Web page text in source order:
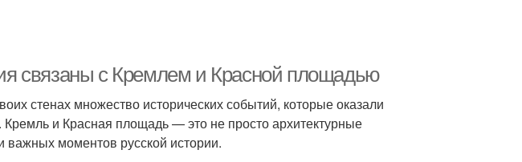
связаны с Кремлем и Красной площадью
стенах множество исторических событий, которые оказали
Кремль и Красная площадь — это не просто архитектурные
важных моментов русской истории.